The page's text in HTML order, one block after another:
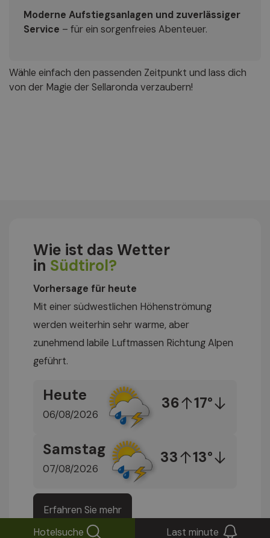
Moderne Aufstiegsanlagen und zuverlässiger
Service – für ein sorgenfreies Abenteuer.
Wähle einfach den passenden Zeitpunkt und lass dich
von der Magie der Sellaronda verzaubern!
Wie ist das Wetter
in Südtirol?
Vorhersage für heute
Mit einer südwestlichen Höhenströmung
werden weiterhin sehr warme, aber
zunehmend labile Luftmassen Richtung Alpen
geführt.
Heute
06/08/2026
36 17°
Samstag
07/08/2026
33 13°
Erfahren Sie mehr
Hotelsuche Last minute